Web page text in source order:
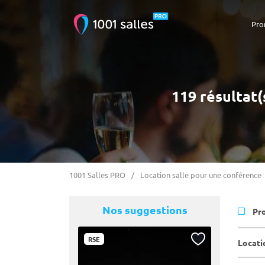
119
1001 Salles PRO Location salle pour une conférence
Nos suggestions
RSE